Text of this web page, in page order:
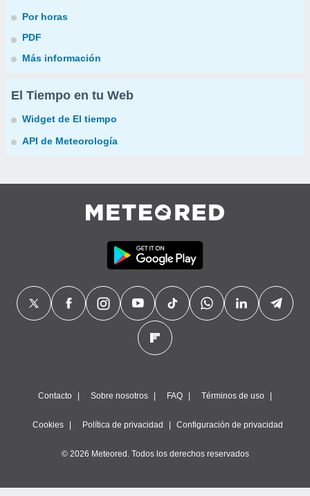
Por horas
PDF
Más información
El Tiempo en tu Web
Widget de El tiempo
API de Meteorología
Contacto Sobre nosotros FAQ Términos de uso
Cookies Política de privacidad Configuración de privacidad
© 2026 Meteored. Todos los derechos reservados